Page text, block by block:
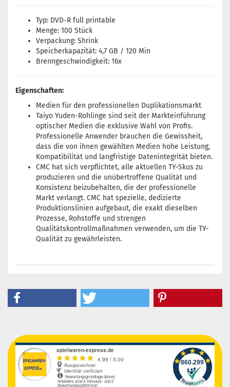
Typ: DVD-R full printable
Menge: 100 Stück
Verpackung: Shrink
Speicherkapazität: 4,7 GB / 120 Min
Brenngeschwindigkeit: 16x
Eigenschaften:
Medien für den professionellen Duplikationsmarkt
Taiyo Yuden-Rohlinge sind seit der Markteinführung
optischer Medien die exklusive Wahl von Profis.
Professionelle Anwender brauchen die Gewissheit,
dass die von ihnen gewählten Medien hohe Leistung,
Kompatibilität und langfristige Datenintegrität bieten.
CMC hat sich verpflichtet, alle aktuellen TY-Skus zu
produzieren und die unübertroffene Qualität und
Konsistenz beizubehalten, die der professionelle
Markt verlangt. CMC hat spezielle, dedizierte
Produktionslinien aufgebaut, die exakt dieselben
Prozesse, Rohstoffe und strengen
Qualitätskontrollmaßnahmen verwenden, um die TY-
Qualität zu gewährleisten.